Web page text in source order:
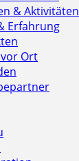
& Aktivitäten
Erfahrung
Ort